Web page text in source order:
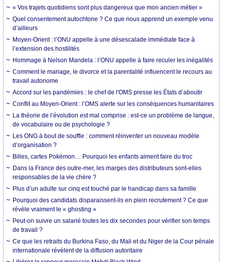
« Vos trajets quotidiens sont plus dangereux que mon ancien métier »
Quel consentement autochtone ? Ce que nous apprend un exemple venu
d’ailleurs
Moyen-Orient : l’ONU appelle à une désescalade immédiate face à
l’extension des hostilités
Hommage à Nelson Mandela : l’ONU appelle à faire reculer les inégalités
Comment le mariage, le divorce et la parentalité influencent le recours au
travail autonome
Accord sur les pandémies : le chef de l'OMS presse les États d’aboutir
Conflit au Moyen-Orient : l’OMS alerte sur les conséquences humanitaires
La théorie de l’évolution est mal comprise : est-ce un problème de langue,
de vocabulaire ou de psychologie ?
Les ONG à bout de souffle : comment réinventer un nouveau modèle
d’organisation ?
Billes, cartes Pokémon… Pourquoi les enfants aiment faire du troc
Dans la France des outre-mer, les marges des distributeurs sont-elles
responsables de la vie chère ?
Plus d’un adulte sur cinq est touché par le handicap dans sa famille
Pourquoi des candidats disparaissent-ils en plein recrutement ? Ce que
révèle vraiment le « ghosting »
Peut-on suivre un salarié toutes les dix secondes pour vérifier son temps
de travail ?
Ce que les retraits du Burkina Faso, du Mali et du Niger de la Cour pénale
internationale révèlent de la diffusion autoritaire